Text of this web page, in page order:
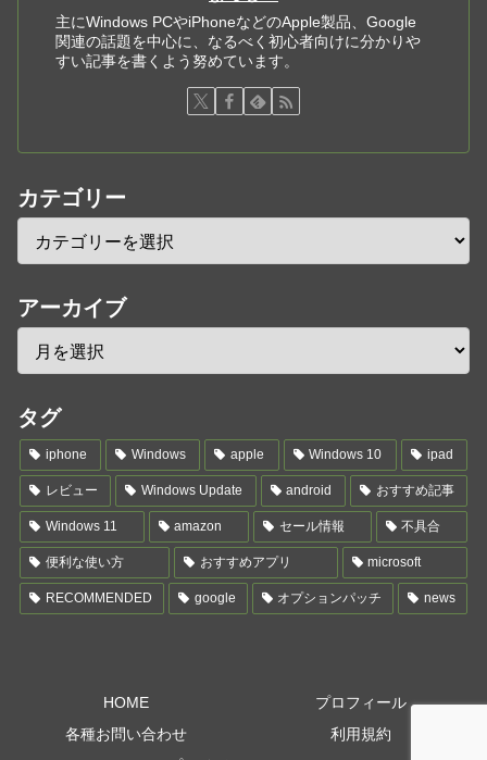
主にWindows PCやiPhoneなどのApple製品、Google
関連の話題を中心に、なるべく初心者向けに分かりや
すい記事を書くよう努めています。
カテゴリー
アーカイブ
タグ
iphone Windows apple Windows 10 ipad
レビュー Windows Update android おすすめ記事
Windows 11 amazon セール情報 不具合
便利な使い方 おすすめアプリ microsoft
RECOMMENDED google オプションパッチ news
HOME
プロフィール
各種お問い合わせ
利用規約